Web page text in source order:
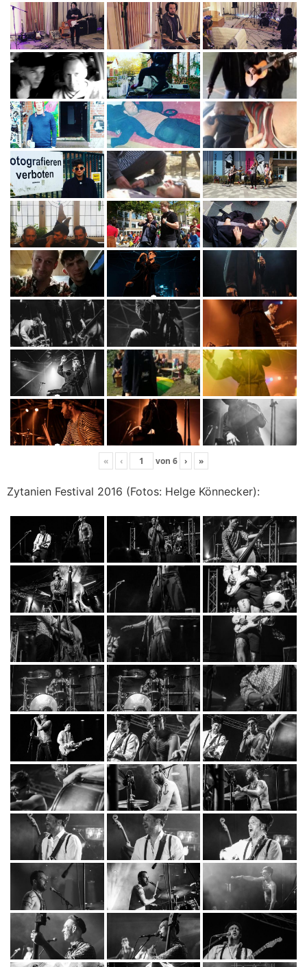
« ‹ von 6 › »
Zytanien Festival 2016 (Fotos: Helge Könnecker):